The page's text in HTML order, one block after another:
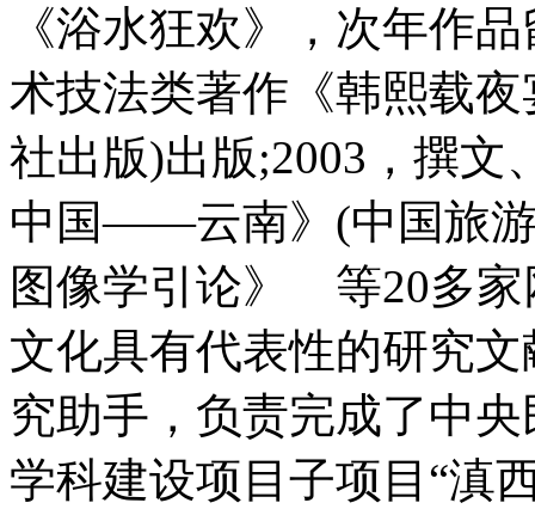
《浴水狂欢》，次年作
术技法类著作《韩熙载
社出版)出版;2003，撰文
中国——云南》(中国旅
图像学引论》 等20多家
文化具有代表性的研究
究助手，负责完成了中
学科建设项目子项目“滇